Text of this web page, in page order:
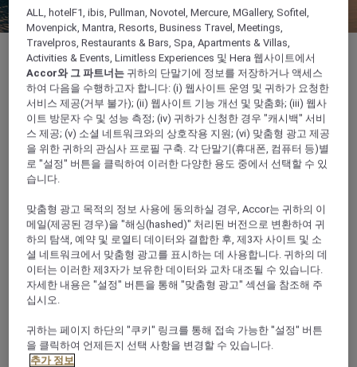
소개
태국의 동쪽 해변에서 스릴 가득한 마을인 파타야를 만나보
세요. 활기찬 나이트라이프로 특히 유명한 이 마을은 불야성
을 이루는 많은 레스토랑, 와일드한 바 및 올 나이트 클럽들
의 반짝이는 불빛에 홀린 전세계의 여행객들이 모이는 곳입
니다. 다양한 쇼핑 센터 및 (스노클링에 최적인) 해변 또한
파타야의 하이라이트 중 빼놓을 수 없는 부분입니다. 파타야
내 Mövenpick Hotels & Resorts의 위치는 파티 유명세와
해변가 위치 사이의 격차를 완벽하게 메워 활기가 넘쳐나는
곳에 근접하면서도 복잡함에서는 벗어날 수 있는 휴식처를
제공해드립니다. Mövenpick Siam Hotel Pattaya on Na
5성급 호텔입니다. 비할 데 없는 바다 전망을 자랑하는 객실,
해변가인 위치 및 스파 시설이 Mövenpick Hotels &
ALL, hotelF1, ibis, Pullman, Novotel, Mercure, MGallery, Sofitel,
Movenpick, Mantra, Resorts, Business Travel, Meetings,
Travelpros, Restaurants & Bars, Spa, Apartments & Villas,
Activities & Events, Limitless Experiences 및 Hera 웹사이트에서
Accor와 그 파트너는 귀하의 단말기에 정보를 저장하거나 액세스
하여 다음을 수행하고자 합니다: (i) 웹사이트 운영 및 귀하가 요청한
서비스 제공(거부 불가); (ii) 웹사이트 기능 개선 및 맞춤화; (iii) 웹사
이트 방문자 수 및 성능 측정; (iv) 귀하가 신청한 경우 "캐시백" 서비
스 제공; (v) 소셜 네트워크와의 상호작용 지원; (vi) 맞춤형 광고 제공
을 위한 귀하의 관심사 프로필 구축. 각 단말기(휴대폰, 컴퓨터 등)별
로 "설정" 버튼을 클릭하여 이러한 다양한 용도 중에서 선택할 수 있
습니다.
맞춤형 광고 목적의 정보 사용에 동의하실 경우, Accor는 귀하의 이
메일(제공된 경우)을 "해싱(hashed)" 처리된 버전으로 변환하여 귀
하의 탐색, 예약 및 로열티 데이터와 결합한 후, 제3자 사이트 및 소
셜 네트워크에서 맞춤형 광고를 표시하는 데 사용합니다. 귀하의 데
이터는 이러한 제3자가 보유한 데이터와 교차 대조될 수 있습니다.
자세한 내용은 "설정" 버튼을 통해 "맞춤형 광고" 섹션을 참조해 주
십시오.
귀하는 페이지 하단의 "쿠키" 링크를 통해 접속 가능한 "설정" 버튼
을 클릭하여 언제든지 선택 사항을 변경할 수 있습니다.
추가 정보